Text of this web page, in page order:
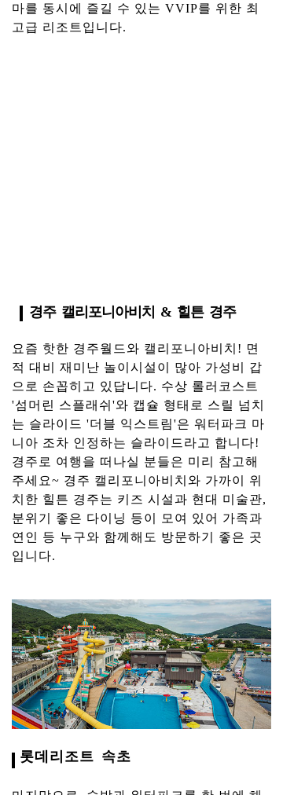
마를 동시에 즐길 수 있는 VVIP를 위한 최
고급 리조트입니다.
경주 캘리포니아비치 & 힐튼 경주
요즘 핫한 경주월드와 캘리포니아비치! 면
적 대비 재미난 놀이시설이 많아 가성비 갑
으로 손꼽히고 있답니다. 수상 롤러코스트
'섬머린 스플래쉬'와 캡슐 형태로 스릴 넘치
는 슬라이드 '더블 익스트림'은 워터파크 마
니아 조차 인정하는 슬라이드라고 합니다!
경주로 여행을 떠나실 분들은 미리 참고해
주세요~ 경주 캘리포니아비치와 가까이 위
치한 힐튼 경주는 키즈 시설과 현대 미술관,
분위기 좋은 다이닝 등이 모여 있어 가족과
연인 등 누구와 함께해도 방문하기 좋은 곳
입니다.
롯데리조트 속초